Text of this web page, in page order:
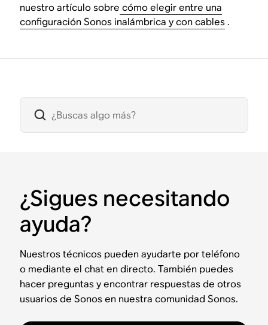
nuestro artículo sobre cómo elegir entre una
configuración Sonos inalámbrica y con cables.
¿Sigues necesitando
ayuda?
Nuestros técnicos pueden ayudarte por teléfono
o mediante el chat en directo. También puedes
hacer preguntas y encontrar respuestas de otros
usuarios de Sonos en nuestra comunidad Sonos.